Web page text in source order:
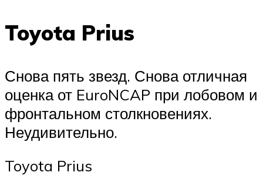
Toyota Prius
Снова пять звезд. Снова отличная
оценка от EuroNCAP при лобовом и
фронтальном столкновениях.
Неудивительно.
Toyota Prius